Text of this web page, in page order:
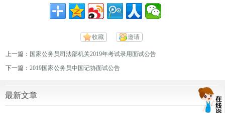
收藏 邀请
上一篇： 国家公务员司法部机关2019年考试录用面试公告
下一篇：2019国家公务员中国记协面试公告
最新文章